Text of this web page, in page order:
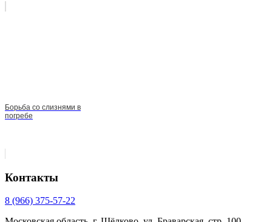
Борьба со слизнями в
погребе
Контакты
8 (966) 375-57-22